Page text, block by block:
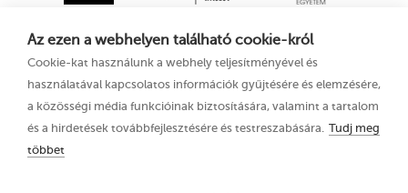
Az ezen a webhelyen található cookie-król
Cookie-kat használunk a webhely teljesítményével és
használatával kapcsolatos információk gyűjtésére és elemzésére,
a közösségi média funkcióinak biztosítására, valamint a tartalom
és a hirdetések továbbfejlesztésére és testreszabására. Tudj meg
többetXV. Kecskeméti